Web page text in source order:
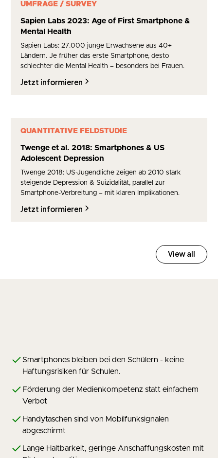
UMFRAGE / SURVEY
Sapien Labs 2023: Age of First Smartphone &
Mental Health
Sapien Labs: 27.000 junge Erwachsene aus 40+
Ländern. Je früher das erste Smartphone, desto
schlechter die Mental Health – besonders bei Frauen.
Jetzt informieren
QUANTITATIVE FELDSTUDIE
Twenge et al. 2018: Smartphones & US
Adolescent Depression
Twenge 2018: US-Jugendliche zeigen ab 2010 stark
steigende Depression & Suizidalität, parallel zur
Smartphone-Verbreitung – mit klaren Implikationen.
Jetzt informieren
View all
Smartphones bleiben bei den Schülern - keine
Haftungsrisiken für Schulen.
Förderung der Medienkompetenz statt einfachem
Verbot
Handytaschen sind von Mobilfunksignalen
abgeschirmt
Lange Haltbarkeit, geringe Anschaffungskosten mit